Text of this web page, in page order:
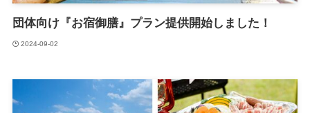
団体向け『お宿御膳』プラン提供開始しました！
2024-09-02